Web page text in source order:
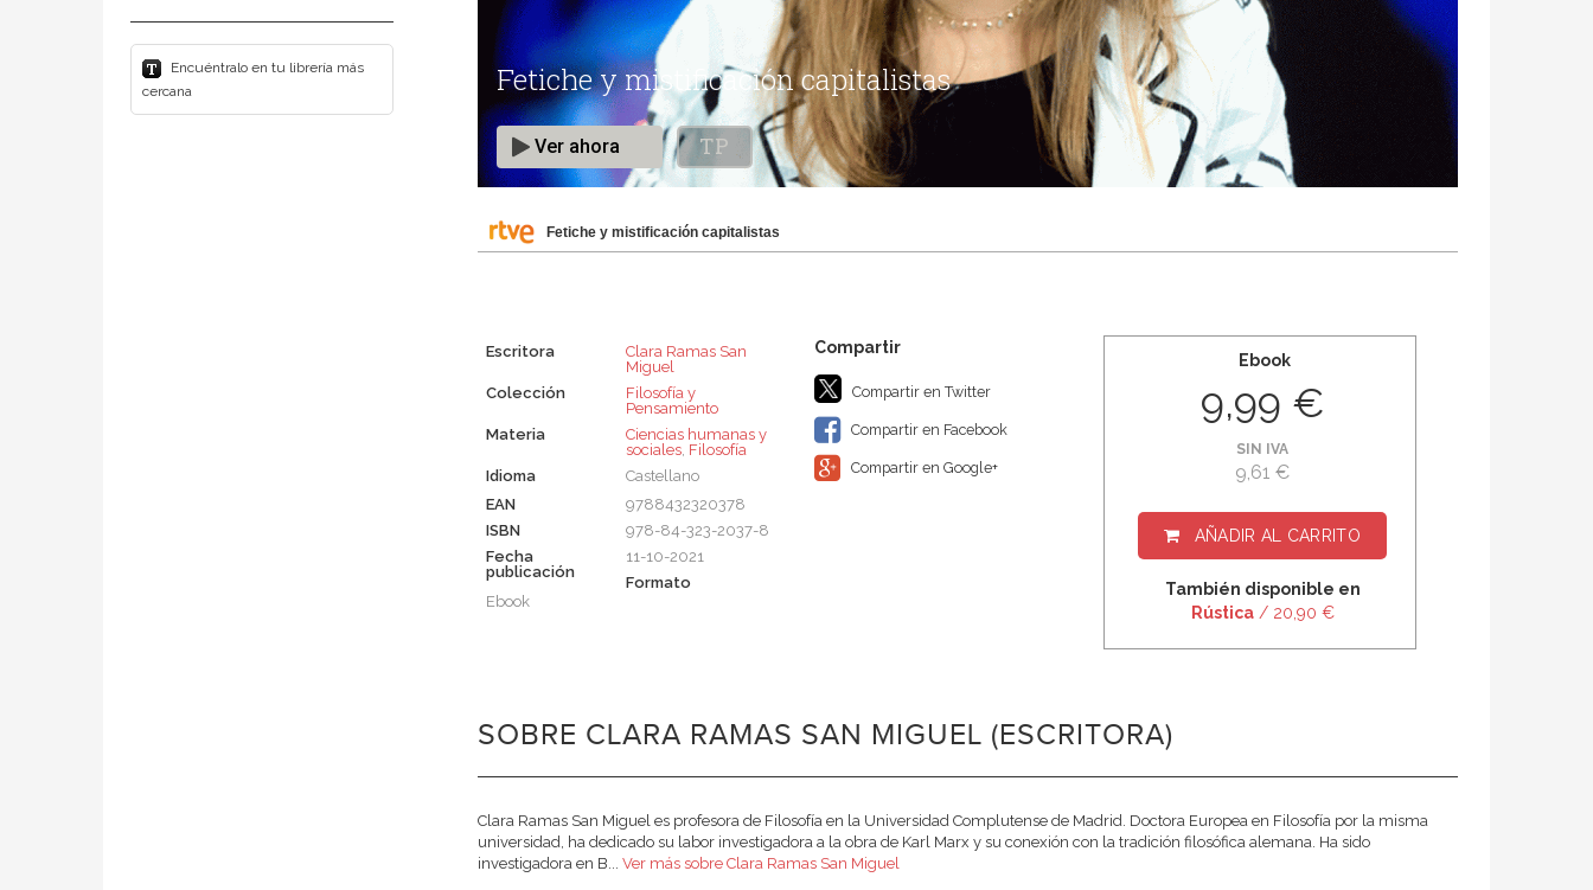
Encuéntralo en tu librería más
cercana
Fetiche y mistificación capitalistas
Escritora
Clara Ramas San
Miguel
Colección
Filosofía y
Pensamiento
Materia
Ciencias humanas y
sociales, Filosofía
Idioma
Castellano
EAN
9788432320378
ISBN
978-84-323-2037-8
Fecha
publicación
11-10-2021
Formato
Ebook
Compartir en Twitter
Compartir en Facebook
Compartir en Google+
Ebook
9,99 €
SIN IVA
9,61 €
AÑADIR AL CARRITO
También disponible en
Rústica/ 20,90 €
SOBRE CLARA RAMAS SAN MIGUEL (ESCRITORA)
Clara Ramas San Miguel es profesora de Filosofía en la Universidad Complutense de Madrid. Doctora Europea en Filosofía por la misma
universidad, ha dedicado su labor investigadora a la obra de Karl Marx y su conexión con la tradición filosófica alemana. Ha sido
investigadora en B... Ver más sobre Clara Ramas San Miguel